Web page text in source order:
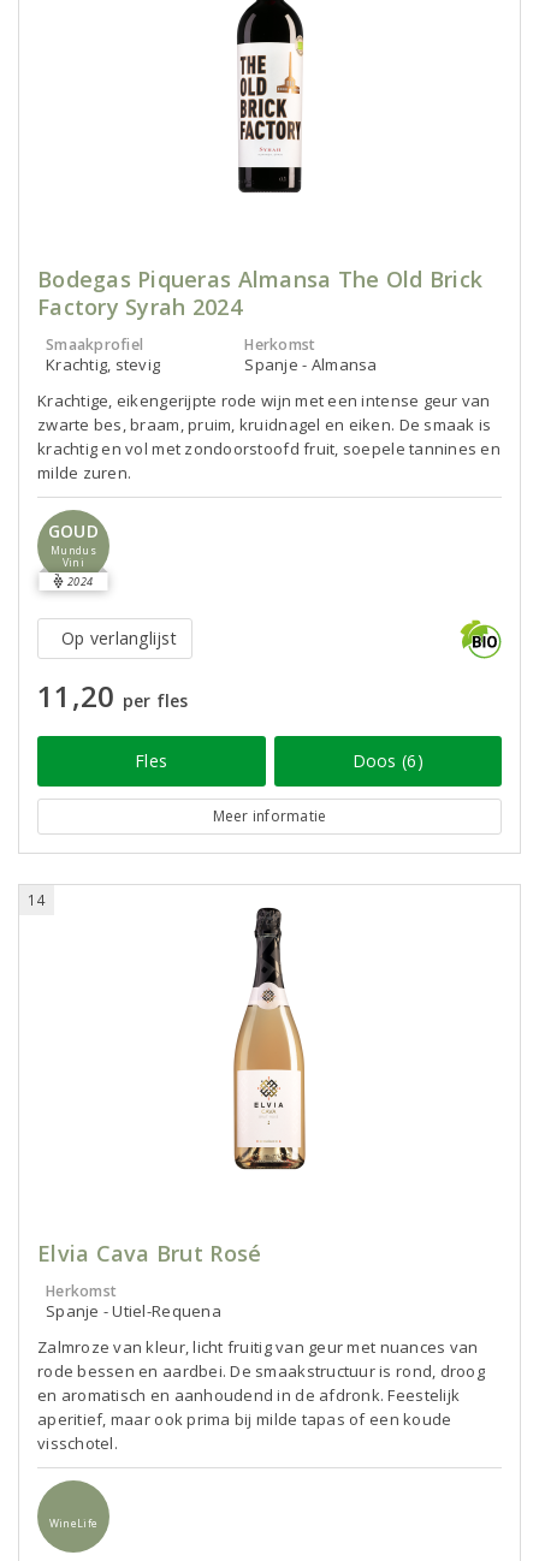
Bodegas Piqueras Almansa The Old Brick
Factory Syrah 2024
Smaakprofiel
Krachtig, stevig
Herkomst
Spanje - Almansa
Krachtige, eikengerijpte rode wijn met een intense geur van
zwarte bes, braam, pruim, kruidnagel en eiken. De smaak is
krachtig en vol met zondoorstoofd fruit, soepele tannines en
milde zuren.
GOUD
Mundus
Vini
2024
Op verlanglijst
11,20 per fles
Fles Doos (6)
Meer informatie
14
Elvia Cava Brut Rosé
Herkomst
Spanje - Utiel-Requena
Zalmroze van kleur, licht fruitig van geur met nuances van
rode bessen en aardbei. De smaakstructuur is rond, droog
en aromatisch en aanhoudend in de afdronk. Feestelijk
aperitief, maar ook prima bij milde tapas of een koude
visschotel.
WineLife